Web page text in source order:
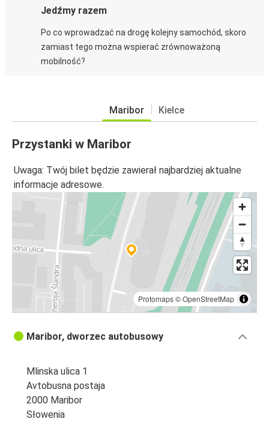
Jedźmy razem
Po co wprowadzać na drogę kolejny samochód, skoro
zamiast tego można wspierać zrównoważoną
mobilność?
Maribor Kielce
Przystanki w Maribor
Uwaga: Twój bilet będzie zawierał najbardziej aktualne
informacje adresowe.
Protomaps©OpenStreetMap
Maribor, dworzec autobusowy
Mlinska ulica 1
Avtobusna postaja
2000 Maribor
Słowenia